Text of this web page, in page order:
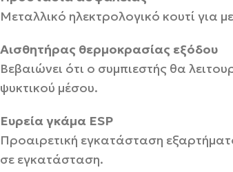
Μεταλλικό ηλεκτρολογικό κουτί για
Αισθητήρας θερμοκρασίας εξόδου
Βεβαιώνει ότι ο συμπιεστής θα
ψυκτικού μέσου.
Ευρεία γκάμα ESP
Προαιρετική εγκατάσταση
σε εγκατάσταση.